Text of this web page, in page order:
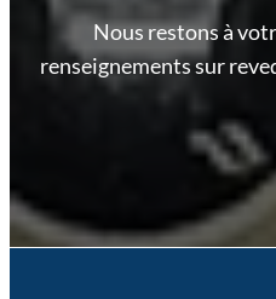
Nous restons à
renseignements sur